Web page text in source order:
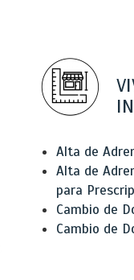
Alta de
Alta de
para
Cambio de
Cambio de